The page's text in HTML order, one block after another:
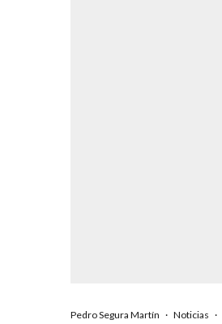
Pedro Segura Martín · Noticias ·